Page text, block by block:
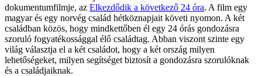
dokumentumfilmje, az Elkezdődik a következő 24 óra. A film egy
magyar és egy norvég család hétköznapjait követi nyomon. A két
családban közös, hogy mindkettőben él egy 24 órás gondozásra
szoruló fogyatékossággal élő családtag. Abban viszont szinte egy
világ választja el a két családot, hogy a két ország milyen
lehetőségeket, milyen segítséget biztosít a gondozásra szorulóknak
és a családjaiknak.